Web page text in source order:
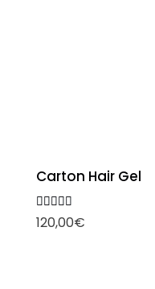
Carton Hair Gel
Note
5.00
120,00€